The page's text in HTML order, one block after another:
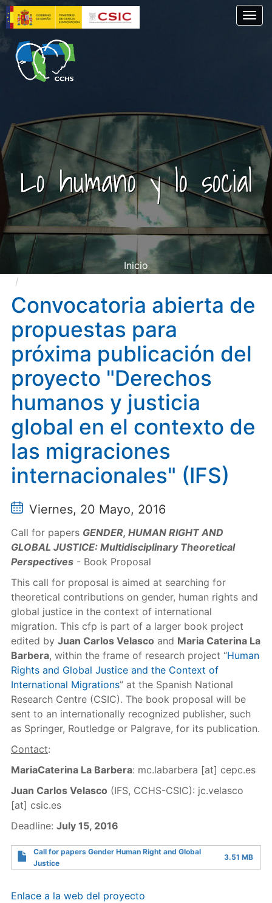
Pasar
al
contenido
principal
Lo humano y lo social
Inicio
publicación del proyecto "Derechos humanos y justicia
global en el contexto de las migraciones
internacionales" (IFS)
Convocatoria abierta de
propuestas para
próxima publicación del
proyecto "Derechos
humanos y justicia
global en el contexto de
las migraciones
internacionales" (IFS)
Viernes, 20 Mayo, 2016
Call for papers GENDER, HUMAN RIGHT AND
GLOBAL JUSTICE: Multidisciplinary Theoretical
Perspectives- Book Proposal
This call for proposal is aimed at searching for
theoretical contributions on gender, human rights and
global justice in the context of international
migration. This cfp is part of a larger book project
edited by Juan Carlos Velasco and Maria Caterina La
Barbera, within the frame of research project “Human
Rights and Global Justice and the Context of
International Migrations” at the Spanish National
Research Centre (CSIC). The book proposal will be
sent to an internationally recognized publisher, such
as Springer, Routledge or Palgrave, for its publication.
Contact:
MariaCaterina La Barbera: mc.labarbera [at] cepc.es
Juan Carlos Velasco (IFS, CCHS-CSIC): jc.velasco
[at] csic.es
Deadline: July 15, 2016
Call for papers Gender Human Right and Global
Justice
3.51 MB
Enlace a la web del proyecto